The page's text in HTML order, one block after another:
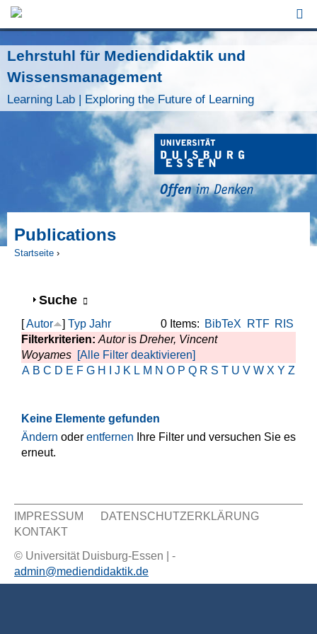
Jump to Navigation
Lehrstuhl für Mediendidaktik und
Wissensmanagement
Learning Lab | Exploring the Future of Learning
Publications
Startseite ›
Anzeigen
Suche
0 Items: BibTeX RTF RIS
[Autor ] Typ Jahr
Filterkriterien: Autoris Dreher, Vincent
Woyames [Alle Filter deaktivieren]
A B C D E F G H J K L M N O P Q R S T U V W X Y Z
Keine Elemente gefunden
Ändern oder entfernen Ihre Filter und versuchen Sie es
erneut.
Sekundär Menü
IMPRESSUM
DATENSCHUTZERKLÄRUNG
KONTAKT
© Universität Duisburg-Essen | -
admin@mediendidaktik.de